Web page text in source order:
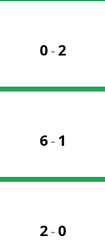
0-2
6-1
2-0